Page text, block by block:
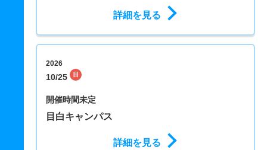
詳細を見る
2026
10/25 日
開催時間未定
目白キャンパス
詳細を見る